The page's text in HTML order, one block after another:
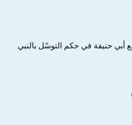
أبي حنيفة في حكم التوسّل بالنبي